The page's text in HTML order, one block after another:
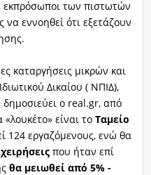
εκπρόσωποι των πιστωτών
εννοηθεί ότι εξετάζουν
καταργήσεις μικρών και
Δικαίου ( ΝΠΙΔ),
ο real.gr, από
είναι το Tαμείο
124 εργαζόμενους, ενώ θα
που ήταν επί
θα μειωθεί από 5% -